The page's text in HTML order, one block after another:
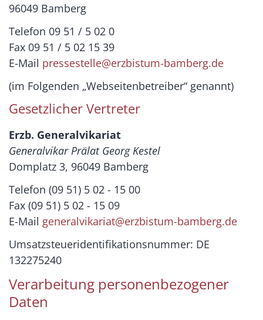
96049 Bamberg
Telefon 09 51 / 5 02 0
Fax 09 51 / 5 02 15 39
E-Mail pressestelle@erzbistum-bamberg.de
(im Folgenden „Webseitenbetreiber“ genannt)
Gesetzlicher Vertreter
Erzb. Generalvikariat
Generalvikar Prälat Georg Kestel
Domplatz 3, 96049 Bamberg
Telefon (09 51) 5 02 - 15 00
Fax (09 51) 5 02 - 15 09
E-Mail generalvikariat@erzbistum-bamberg.de
Umsatzsteueridentifikationsnummer: DE
132275240
Verarbeitung personenbezogener
Daten